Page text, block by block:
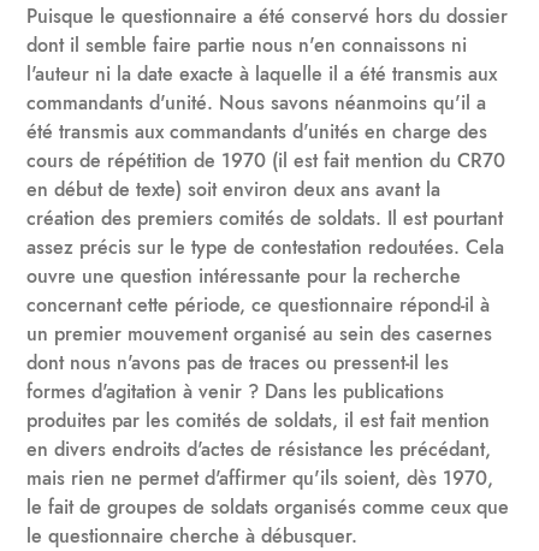
Puisque le questionnaire a été conservé hors du dossier
dont il semble faire partie nous n'en connaissons ni
l'auteur ni la date exacte à laquelle il a été transmis aux
commandants d'unité. Nous savons néanmoins qu'il a
été transmis aux commandants d'unités en charge des
cours de répétition de 1970 (il est fait mention du CR70
en début de texte) soit environ deux ans avant la
création des premiers comités de soldats. Il est pourtant
assez précis sur le type de contestation redoutées. Cela
ouvre une question intéressante pour la recherche
concernant cette période, ce questionnaire répond-il à
un premier mouvement organisé au sein des casernes
dont nous n'avons pas de traces ou pressent-il les
formes d'agitation à venir ? Dans les publications
produites par les comités de soldats, il est fait mention
en divers endroits d'actes de résistance les précédant,
mais rien ne permet d'affirmer qu'ils soient, dès 1970,
le fait de groupes de soldats organisés comme ceux que
le questionnaire cherche à débusquer.